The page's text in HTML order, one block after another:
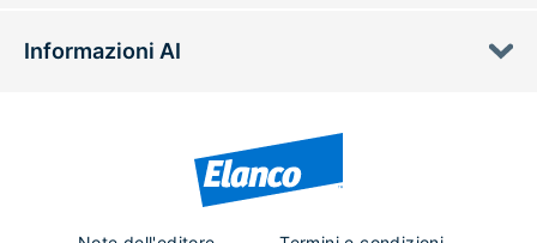
Informazioni AI